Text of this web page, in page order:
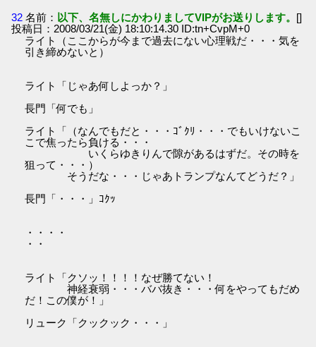
32 名前： 以下、名無しにかわりましてVIPがお送りします。 []
投稿日：2008/03/21(金) 18:10:14.30 ID:tn+CvpM+0
ライト（ここからが今まで過去にない心理戦だ・・・気を
引き締めないと）
ライト「じゃあ何しよっか？」
長門「何でも」
ライト「（なんでもだと・・・ｺﾞｸﾘ・・・でもいけないこ
こで焦ったら負ける・・・
いくらゆきりんで隙があるはずだ。その時を
狙って・・・）
そうだな・・・じゃあトランプなんてどうだ？」
長門「・・・」ｺｸｯ
・・・・
・・
ライト「クソッ！！！！なぜ勝てない！
神経衰弱・・・ババ抜き・・・何をやってもだめ
だ！この僕が！」
リューク「クックック・・・」